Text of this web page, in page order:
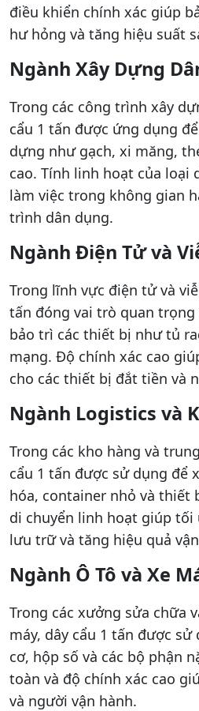
điều khiển chính xác giúp
hư hỏng và tăng hiệu suất
Ngành Xây Dựng
Trong các công trình xây
cẩu 1 tấn được ứng dụng
dựng như gạch, xi măng,
cao. Tính linh hoạt của loại
làm việc trong không gian
trình dân dụng.
Ngành Điện Tử và
Trong lĩnh vực điện tử và
tấn đóng vai trò quan
bảo trì các thiết bị như tủ
mạng. Độ chính xác cao
cho các thiết bị đắt tiền và
Ngành Logistics và
Trong các kho hàng và
cẩu 1 tấn được sử dụng để
hóa, container nhỏ và thiết
di chuyển linh hoạt giúp tối
lưu trữ và tăng hiệu quả
Ngành Ô Tô và Xe
Trong các xưởng sửa chữa
máy, dây cẩu 1 tấn được
cơ, hộp số và các bộ phận
toàn và độ chính xác cao
và người vận hành.